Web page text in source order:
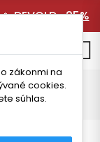
🔥DEVOLD -25%
zákonmi na
cookies.
súhlas.